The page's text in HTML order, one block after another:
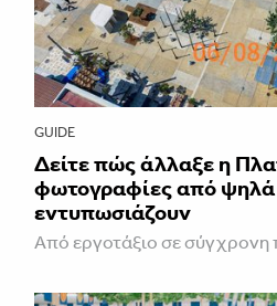
GUIDE
Δείτε πώς άλλαξε η
φωτογραφίες από
εντυπωσιάζουν
Από εργοτάξιο σε σύγχρονη